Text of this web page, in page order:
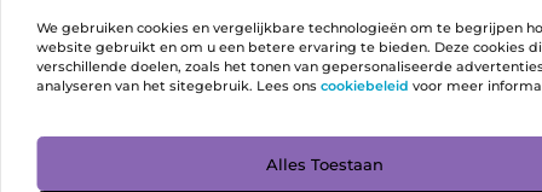
We gebruiken cookies en vergelijkbare technologieën om te begrijpen
website gebruikt en om u een betere ervaring te bieden. Deze cookies
verschillende doelen, zoals het tonen van gepersonaliseerde
analyseren van het sitegebruik. Lees ons cookiebeleid voor meer
Alles Toestaan